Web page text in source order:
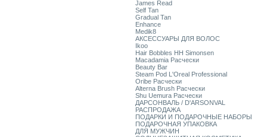
James Read
Self Tan
Gradual Tan
Enhance
Medik8
АКСЕССУАРЫ ДЛЯ ВОЛОС
Ikoo
Hair Bobbles HH Simonsen
Macadamia Расчески
Beauty Bar
Steam Pod L'Oreal Professional
Oribe Расчески
Alterna Brush Расчески
Shu Uemura Расчески
ДАРСОНВАЛЬ / D'ARSONVAL
РАСПРОДАЖА
ПОДАРКИ И ПОДАРОЧНЫЕ НАБОРЫ
ПОДАРОЧНАЯ УПАКОВКА
ДЛЯ МУЖЧИН